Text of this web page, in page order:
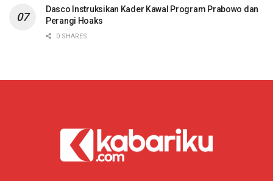
Dasco Instruksikan Kader Kawal Program Prabowo dan
Perangi Hoaks
0 SHARES